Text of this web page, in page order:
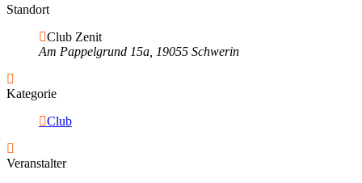
Standort
Club Zenit
Am Pappelgrund 15a, 19055 Schwerin
Kategorie
Club
Veranstalter